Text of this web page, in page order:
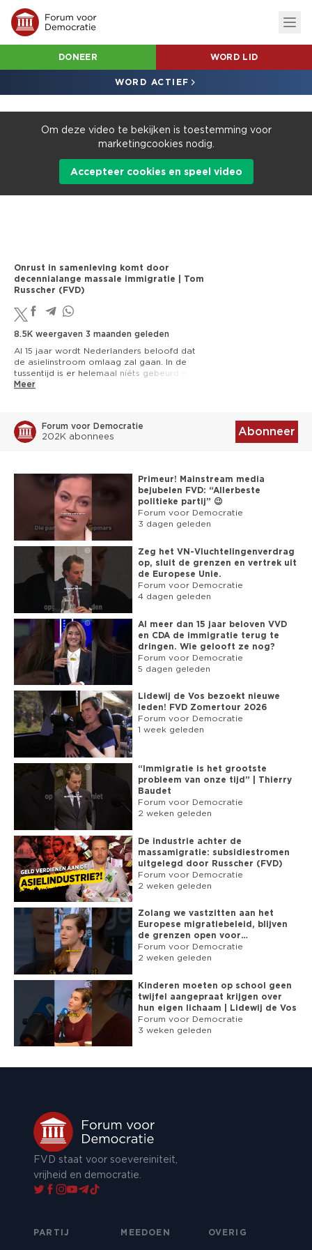
DONEER WORD LID
WORD ACTIEF
Om deze video te bekijken is toestemming voor
marketingcookies nodig.
Accepteer cookies en speel video
Onrust in samenleving komt door
decennialange massale immigratie | Tom
Russcher (FVD)
8.5K weergaven 3 maanden geleden
Al 15 jaar wordt Nederlanders beloofd dat
de asielinstroom omlaag zal gaan. In de
tussentijd is er helemaal níéts gebeurd en
staan onze grenzen nog altijd open. Dát is
Tom Russcher roept de minister op om aan
de slag te gaan en daadwerkelijk 'grip op
Word lid: https://fvd.nl/wordlid
► NIEUWSBRIEF: https://www.fvd.nl/nu
► TELEGRAM: https://t.me/FVDNL
► FACEBOOK:
https://facebook.com/forumvoordemocratie
https://www.instagram.com/fvdnl/
► TWITTER:
https://twitter.com/fvdemocratie
https://www.tiktok.com/@forumvdemocratie/
► BITCHUTE:
https://www.bitchute.com/channel/fvdnl
► GAB:
https://gab.com/fvdnl
► WEBSITE: https://fvd.nl
☻ SUBSCRIBE NU:
https://www.youtube.com/channel/UC9H9K7oSpte0uWBofdW4UiA?
sub_confirmation=1
Meer
Forum voor Democratie
202K abonnees
Abonneer
Primeur! Mainstream media
bejubelen FVD: “Allerbeste
politieke partij” 😉
Forum voor Democratie
3 dagen geleden
Zeg het VN-Vluchtelingenverdrag
op, sluit de grenzen en vertrek uit
de Europese Unie.
Forum voor Democratie
4 dagen geleden
Al meer dan 15 jaar beloven VVD
en CDA de immigratie terug te
dringen. Wie gelooft ze nog?
Forum voor Democratie
5 dagen geleden
Lidewij de Vos bezoekt nieuwe
leden! FVD Zomertour 2026
Forum voor Democratie
1 week geleden
“Immigratie is het grootste
probleem van onze tijd” | Thierry
Baudet
Forum voor Democratie
2 weken geleden
De industrie achter de
massamigratie: subsidiestromen
uitgelegd door Russcher (FVD)
Forum voor Democratie
2 weken geleden
Zolang we vastzitten aan het
Europese migratiebeleid, blijven
de grenzen open voor
asielzoekers
Forum voor Democratie
2 weken geleden
Kinderen moeten op school geen
twijfel aangepraat krijgen over
hun eigen lichaam | Lidewij de Vos
Forum voor Democratie
3 weken geleden
FVD staat voor soevereiniteit,
vrijheid en democratie.
PARTIJ MEEDOEN OVERIG